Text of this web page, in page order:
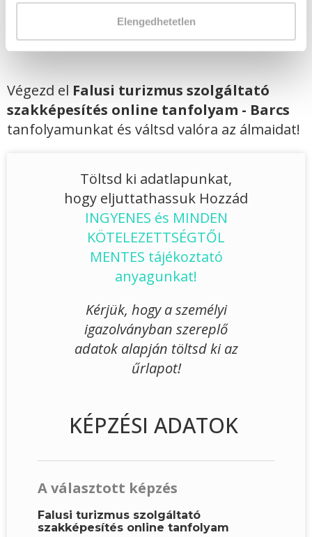
Elengedhetetlen
Jelentkezem!
Végezd el Falusi turizmus szolgáltató
szakképesítés online tanfolyam - Barcs
tanfolyamunkat és váltsd valóra az álmaidat!
Töltsd ki adatlapunkat,
hogy eljuttathassuk Hozzád
INGYENES és MINDEN
KÖTELEZETTSÉGTŐL
MENTES tájékoztató
anyagunkat!
Kérjük, hogy a személyi
igazolványban szereplő
adatok alapján töltsd ki az
űrlapot!
KÉPZÉSI ADATOK
A választott képzés
Falusi turizmus szolgáltató
szakképesítés online tanfolyam